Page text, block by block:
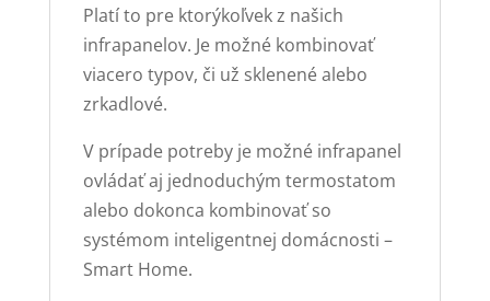
Platí to pre ktorýkoľvek z našich
infrapanelov. Je možné kombinovať
viacero typov, či už sklenené alebo
zrkadlové.
V prípade potreby je možné infrapanel
ovládať aj jednoduchým termostatom
alebo dokonca kombinovať so
systémom inteligentnej domácnosti –
Smart Home.